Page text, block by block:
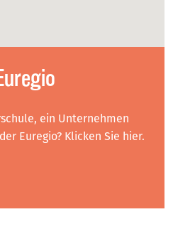
ein Unternehmen
Euregio? Klicken Sie hier.